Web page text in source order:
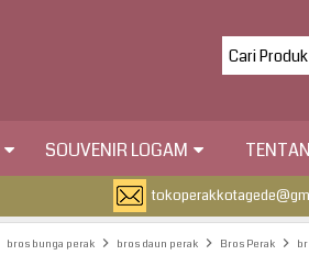
SOUVENIR LOGAM
bros bunga perak bros daun perak Bros Perak